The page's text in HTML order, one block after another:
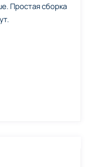
Простая сборка